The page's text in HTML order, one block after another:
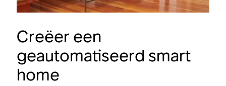
Verbind al je streamingdiensten, ontdek nieuwe
muziek op Sonos Radio en personaliseer de
instellingen.
Creëer een
geautomatiseerd smart
home